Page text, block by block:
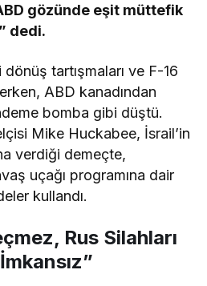
gözünde eşit müttefik
dedi.
tartışmaları ve F-16
ABD kanadından
bomba gibi düştü.
Mike Huckabee, İsrail’in
verdiği demeçte,
uçağı programına dair
kullandı.
Rus Silahları